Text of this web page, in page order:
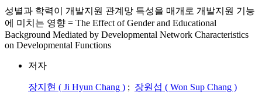
성별과 학력이 개발지원 관계망 특성을 매개로 개발지원 기능
에 미치는 영향 = The Effect of Gender and Educational
Background Mediated by Developmental Network Characteristics
on Developmental Functions
저자
장지현 ( Ji Hyun Chang ) ; 장원섭 ( Won Sup Chang )